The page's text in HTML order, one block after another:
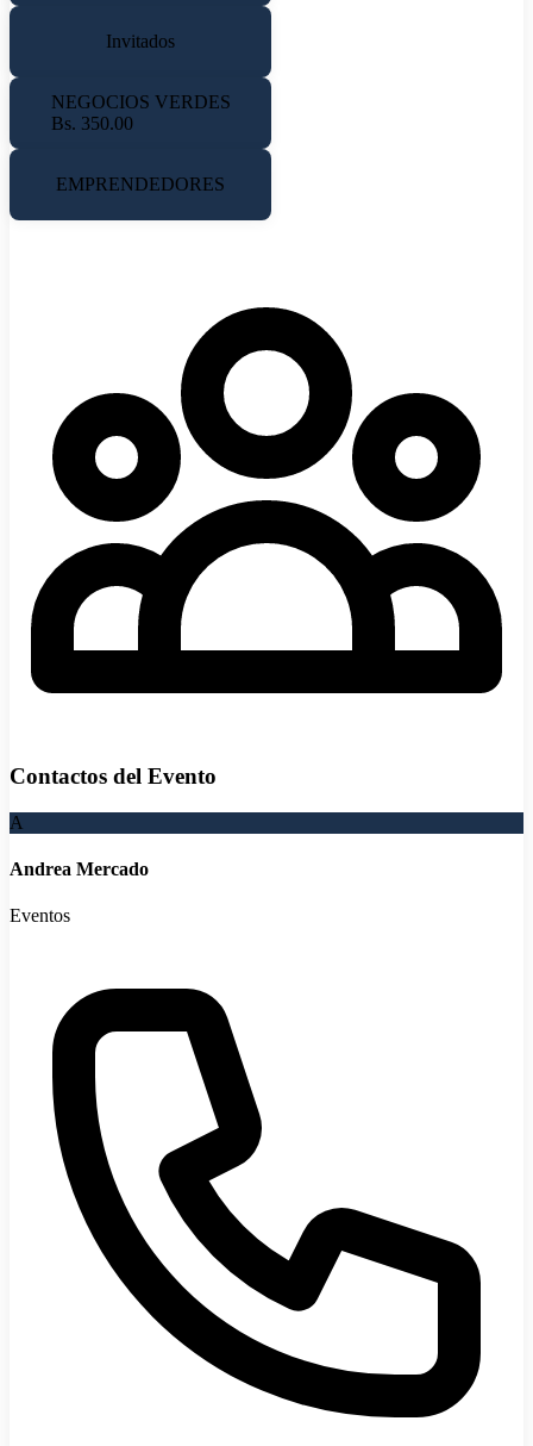
Invitados
NEGOCIOS VERDES
Bs. 350.00
EMPRENDEDORES
Contactos del Evento
A
Andrea Mercado
Eventos